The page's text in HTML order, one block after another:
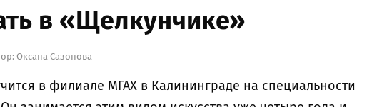
в «Щелкунчике»
Оксана Сазонова
в филиале МГАХ в Калининграде на специальности